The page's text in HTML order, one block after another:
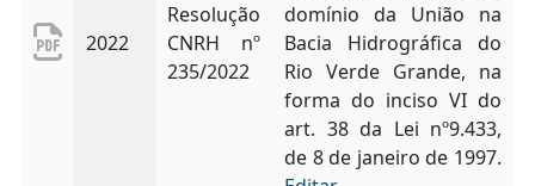
2022
Resolução
CNRH nº
235/2022
domínio da União na
Bacia Hidrográfica do
Rio Verde Grande, na
forma do inciso VI do
art. 38 da Lei nº9.433,
de 8 de janeiro de 1997.